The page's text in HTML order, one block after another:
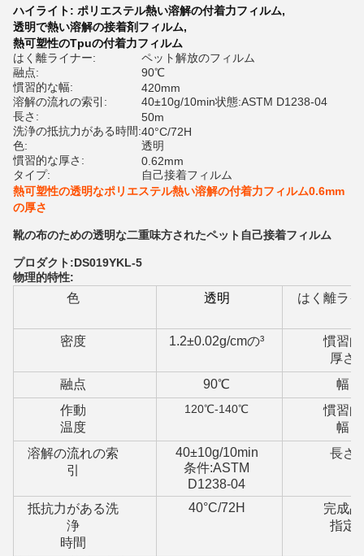
ハイライト: ポリエステル熱い溶解の付着力フィルム,
透明で熱い溶解の接着剤フィルム,
熱可塑性のTpuの付着力フィルム
はく離ライナー:
ペット解放のフィルム
融点:
90℃
慣習的な幅:
420mm
溶解の流れの索引:
40±10g/10min状態:ASTM D1238-04
長さ:
50m
洗浄の抵抗力がある時間:40°C/72H
色:
透明
慣習的な厚さ:
0.62mm
タイプ:
自己接着フィルム
熱可塑性の透明なポリエステル熱い溶解の付着力フィルム0.6mm
の厚さ
靴の布のための透明な二重味方されたペット自己接着フィルム
プロダクト:DS019YKL-5
物理的特性:
色 透明 はく離ラ
密度 1.2±0.02g/cmの³
慣習的
厚さ
融点
90℃
幅
作動
温度
120℃-140℃
慣習的
幅
溶解の流れの索
引
40±10g/10min
条件:ASTM
D1238-04
長さ
抵抗力がある洗
浄
時間
40°C/72H
完成品
指定